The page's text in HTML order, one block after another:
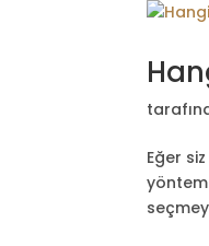
Eğer
yöntem